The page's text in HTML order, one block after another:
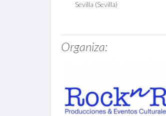
Sevilla (Sevilla)
Organiza: